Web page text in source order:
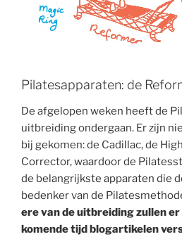
Pilatesapparaten: de
De afgelopen weken heeft de
uitbreiding ondergaan. Er zijn
bij gekomen: de Cadillac, de
Corrector, waardoor de
de belangrijkste apparaten die
bedenker van de
ere van de uitbreiding zullen er
komende tijd blogartikelen